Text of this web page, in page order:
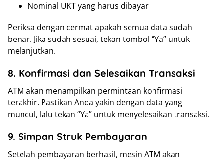
Nominal UKT yang harus dibayar
Periksa dengan cermat apakah semua data sudah
benar. Jika sudah sesuai, tekan tombol “Ya” untuk
melanjutkan.
8. Konfirmasi dan Selesaikan Transaksi
ATM akan menampilkan permintaan konfirmasi
terakhir. Pastikan Anda yakin dengan data yang
muncul, lalu tekan “Ya” untuk menyelesaikan transaksi.
9. Simpan Struk Pembayaran
Setelah pembayaran berhasil, mesin ATM akan